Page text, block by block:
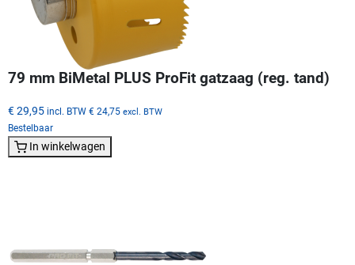
79 mm BiMetal PLUS ProFit gatzaag (reg. tand)
€ 29,95 incl. BTW € 24,75 excl. BTW
Bestelbaar
In winkelwagen